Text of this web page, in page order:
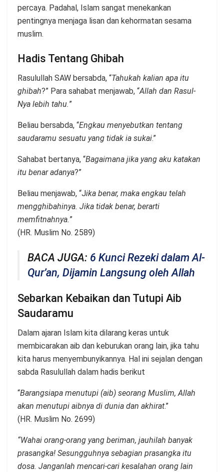
percaya. Padahal, Islam sangat menekankan
pentingnya menjaga lisan dan kehormatan sesama
muslim.
Hadis Tentang Ghibah
Rasulullah SAW bersabda, “Tahukah kalian apa itu
ghibah?” Para sahabat menjawab, “Allah dan Rasul-
Nya lebih tahu.”
Beliau bersabda, “Engkau menyebutkan tentang
saudaramu sesuatu yang tidak ia sukai.”
Sahabat bertanya, “Bagaimana jika yang aku katakan
itu benar adanya?”
Beliau menjawab, “Jika benar, maka engkau telah
mengghibahinya. Jika tidak benar, berarti
memfitnahnya.”
(HR. Muslim No. 2589)
BACA JUGA: 6 Kunci Rezeki dalam Al-
Qur’an, Dijamin Langsung oleh Allah
Sebarkan Kebaikan dan Tutupi Aib
Saudaramu
Dalam ajaran Islam kita dilarang keras untuk
membicarakan aib dan keburukan orang lain, jika tahu
kita harus menyembunyikannya. Hal ini sejalan dengan
sabda Rasulullah dalam hadis berikut
“Barangsiapa menutupi (aib) seorang Muslim, Allah
akan menutupi aibnya di dunia dan akhirat.”
(HR. Muslim No. 2699)
“Wahai orang-orang yang beriman, jauhilah banyak
prasangka! Sesungguhnya sebagian prasangka itu
dosa. Janganlah mencari-cari kesalahan orang lain